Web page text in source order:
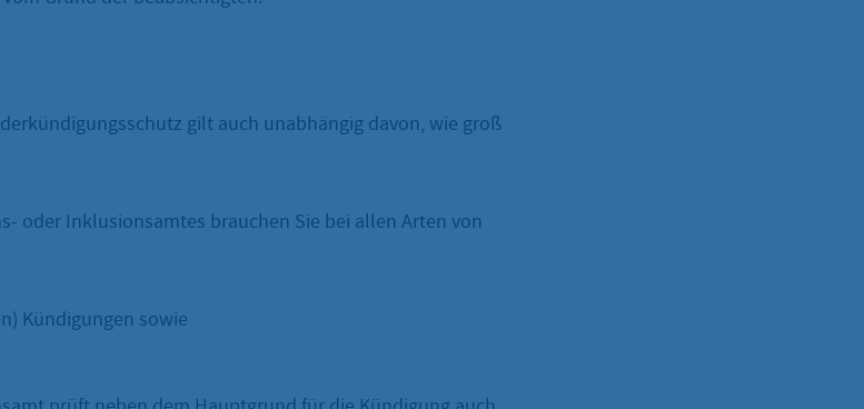
gilt auch unabhängig davon, wie groß
oder Inklusionsamtes brauchen Sie bei allen Arten von
Kündigungen sowie